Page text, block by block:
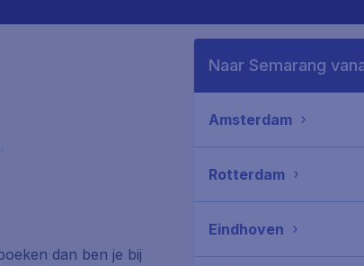
dan ben je bij
Naar Semarang
Amsterdam
Rotterdam
Eindhoven